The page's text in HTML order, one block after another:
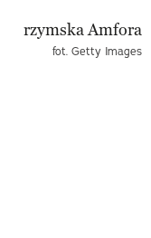
fot. Getty Images